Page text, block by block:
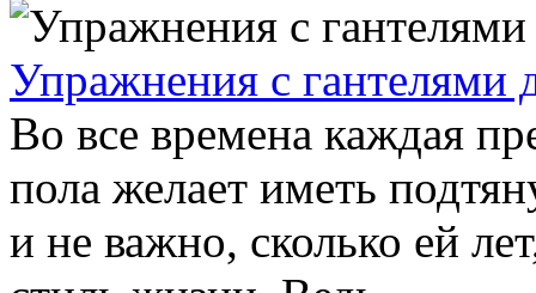
Упражнения с гантелями
Во все времена каждая
пола желает иметь
и не важно, сколько ей